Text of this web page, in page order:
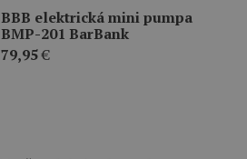
BBB elektrická mini pumpa
BMP-201 BarBank
79,95€